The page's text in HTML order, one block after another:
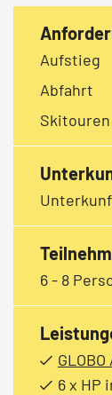
Aufstieg
Abfahrt
Skitouren
6 - 8
6 x HP